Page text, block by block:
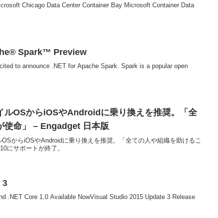
Chicago Data Center Container Bay Microsoft Container Data
Spark™ Preview
to announce .NET for Apache Spark. Spark is a popular open
ルOSからiOSやAndroidに乗り換えを推奨。「全
使命」 – Engadget 日本版
からiOSやAndroidに乗り換えを推奨。「全ての人や組織を助けるこ
にサポートが終了。
3
.NET Core 1.0 Available NowVisual Studio 2015 Update 3 Release